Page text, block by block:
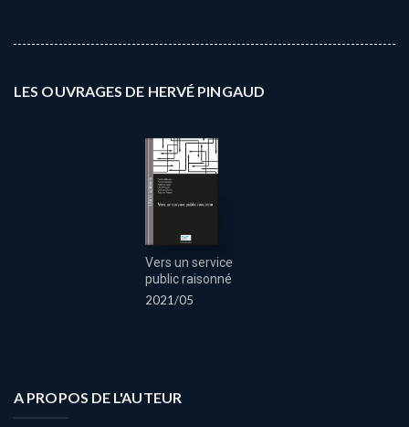
LES OUVRAGES DE HERVÉ PINGAUD
Vers un service
public raisonné
2021/05
A PROPOS DE L'AUTEUR